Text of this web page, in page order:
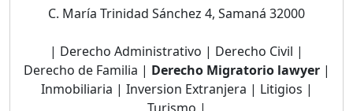
C. María Trinidad Sánchez 4, Samaná 32000
| Derecho Administrativo | Derecho Civil |
Derecho de Familia | Derecho Migratorio lawyer|
Inmobiliaria | Inversion Extranjera | Litigios |